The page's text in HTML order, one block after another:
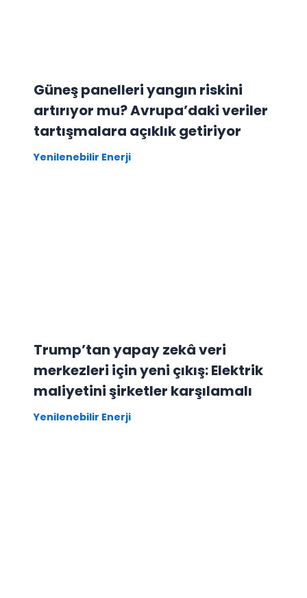
Güneş panelleri yangın riskini
artırıyor mu? Avrupa’daki veriler
tartışmalara açıklık getiriyor
Yenilenebilir Enerji
Trump’tan yapay zekâ veri
merkezleri için yeni çıkış: Elektrik
maliyetini şirketler karşılamalı
Yenilenebilir Enerji